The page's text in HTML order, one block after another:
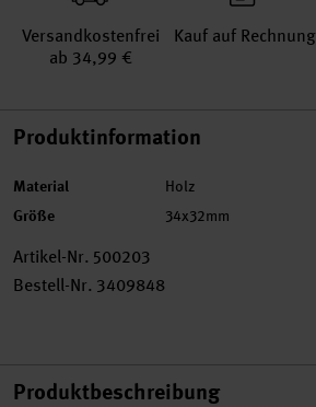
Versand­kosten­frei
ab 34,99 €
Kauf auf Rechnung
Produktinformation
Material Holz
Größe 34x32mm
Artikel-Nr. 500203
Bestell-Nr. 3409848
Produktbeschreibung